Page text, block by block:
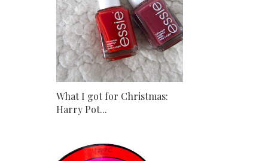
What I got for Christmas:
Harry Pot...